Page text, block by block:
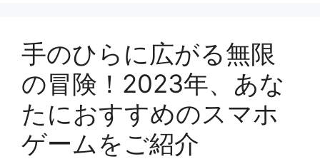
手のひらに広がる無限
の冒険！2023年、あな
たにおすすめのスマホ
ゲームをご紹介